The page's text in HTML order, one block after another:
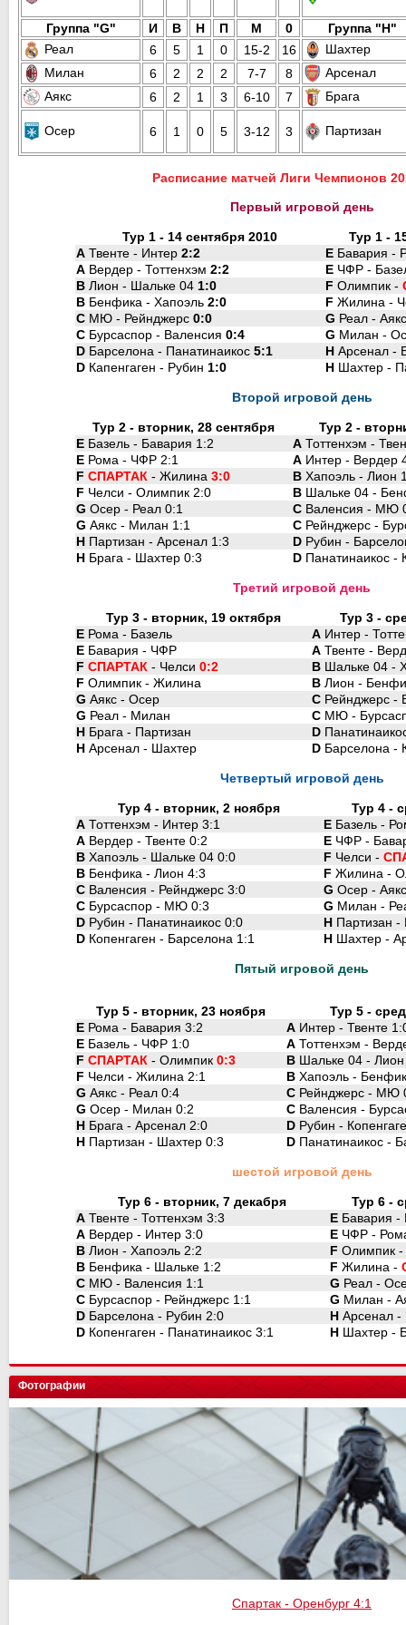
Группа "G" И В Н П М 0
Группа "H"
Реал
6 5 1 0 15-2 16
Шахтер
Милан
6 2 2 2 7-7 8
Арсенал
Аякс
6 2 1 3 6-10 7 Брага
Осер 6 1 0 5 3-12 3 Партизан
Расписание матчей Лиги Чемпионов
Первый игровой день
Тур 1 - 14 сентября 2010
Тур 1 -
A Твенте - Интер 2:2 E Бавария -
A Вердер - Тоттенхэм 2:2 E ЧФР -
B Лион - Шальке 04 1:0 F Олимпик -
B Бенфика - Хапоэль 2:0 F Жилина -
C МЮ - Рейнджерс 0:0 G Реал -
C Бурсаспор - Валенсия 0:4 G Милан -
D Барселона - Панатинаикос 5:1 H Арсенал -
D Капенгаген - Рубин 1:0 H Шахтер -
Второй игровой день
Тур 2 - вторник, 28 сентября
Тур 2 -
E Базель - Бавария 1:2 A Тоттенхэм -
E Рома - ЧФР 2:1 A Интер - Вердер
F СПАРТАК - Жилина 3:0 B Хапоэль - Лион
F Челси - Олимпик 2:0 B Шальке 04 -
G Осер - Реал 0:1 C Валенсия - МЮ
G Аякс - Милан 1:1 C Рейнджерс -
H Партизан - Арсенал 1:3 D Рубин -
H Брага - Шахтер 0:3 D Панатинаикос -
Третий игровой день
Тур 3 - вторник, 19 октября
Тур 3 -
E Рома - Базель A Интер -
E Бавария - ЧФР A Твенте -
F СПАРТАК - Челси 0:2 B Шальке 04 -
F Олимпик - Жилина B Лион -
G Аякс - Осер C Рейнджерс -
G Реал - Милан C МЮ -
H Брага - Партизан D
H Арсенал - Шахтер D Барселона -
Четвертый игровой день
Тур 4 - вторник, 2 ноября
Тур 4 -
A Тоттенхэм - Интер 3:1 E Базель -
A Вердер - Твенте 0:2 E ЧФР -
B Хапоэль - Шальке 04 0:0 F Челси -
B Бенфика - Лион 4:3 F Жилина -
C Валенсия - Рейнджерс 3:0 G Осер -
C Бурсаспор - МЮ 0:3 G Милан -
D Рубин - Панатинаикос 0:0 H Партизан -
D Копенгаген - Барселона 1:1 H Шахтер -
Пятый игровой день
Тур 5 - вторник, 23 ноября
Тур 5 -
E Рома - Бавария 3:2 A Интер - Твенте
E Базель - ЧФР 1:0 A Тоттенхэм -
F СПАРТАК - Олимпик 0:3 B Шальке 04 -
F Челси - Жилина 2:1 B Хапоэль -
G Аякс - Реал 0:4 C Рейнджерс - МЮ
G Осер - Милан 0:2 C Валенсия -
H Брага - Арсенал 2:0 D Рубин -
H Партизан - Шахтер 0:3 D Панатинаикос -
шестой игровой день
Тур 6 - вторник, 7 декабря
Тур 6 -
A Твенте - Тоттенхэм 3:3 E Бавария -
A Вердер - Интер 3:0 E ЧФР -
B Лион - Хапоэль 2:2 F Олимпик -
B Бенфика - Шальке 1:2 F Жилина -
C МЮ - Валенсия 1:1 G Реал -
C Бурсаспор - Рейнджерс 1:1 G Милан -
D Барселона - Рубин 2:0 H Арсенал -
D Копенгаген - Панатинаикос 3:1 H Шахтер -
Фотографии
Спартак - Оренбург 4:1